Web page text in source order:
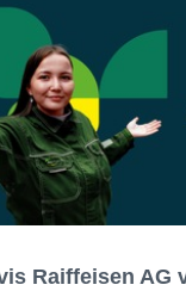
Raiffeisen AG